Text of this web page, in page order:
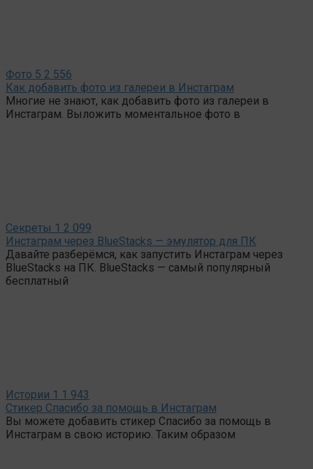
Фото 5 2 556
Как добавить фото из галереи в Инстаграм
Многие не знают, как добавить фото из галереи в
Инстаграм. Выложить моментальное фото в
Секреты 1 2 099
Инстаграм через BlueStacks — эмулятор для ПК
Давайте разберёмся, как запустить Инстаграм через
BlueStacks на ПК. BlueStacks — самый популярный
бесплатный
Истории 1 1 943
Стикер Спасибо за помощь в Инстаграм
Вы можете добавить стикер Спасибо за помощь в
Инстаграм в свою историю. Таким образом